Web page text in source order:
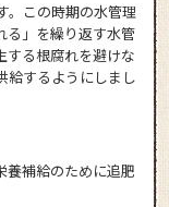
。この時期の水管理
る」を繰り返す水管
する根腐れを避けな
給するようにしまし
養補給のために追肥